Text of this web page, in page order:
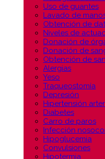
Uso de guantes
Lavado de
Obtención de
Niveles de
Donación de
Donación de
Obtención de
Alergias
Yeso
Traqueostomía
Depresión
Hipertensión
Diabetes
Carro de paros
Infección
Hipoglucemia
Convulsiones
Hipotermia